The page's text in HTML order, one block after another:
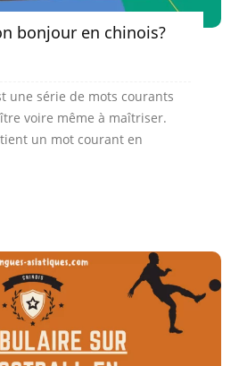
bonjour en chinois?
une série de mots courants
voire même à maîtriser.
un mot courant en